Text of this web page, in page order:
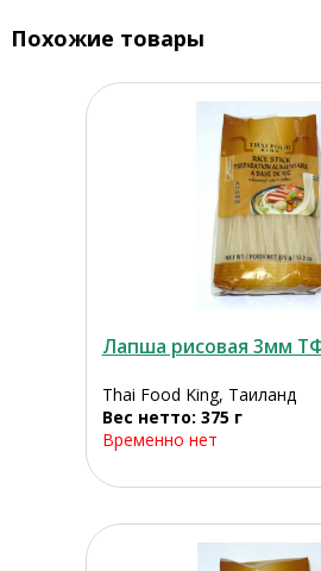
Похожие товары
Лапша рисовая 3мм
Thai Food King, Таиланд
Вес нетто: 375 г
Временно нет